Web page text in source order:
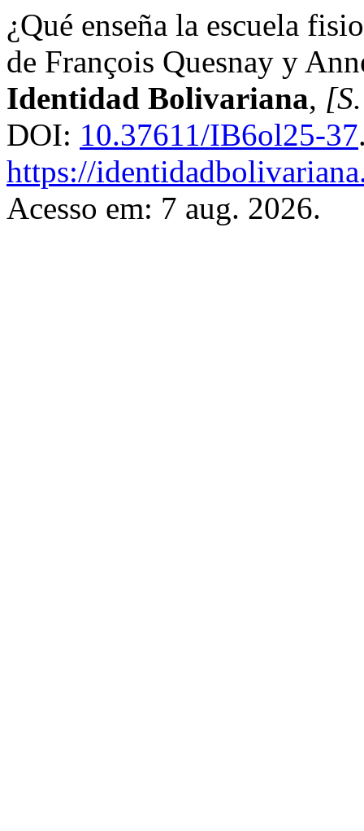
¿Qué enseña la escuela
de François Quesnay y
Identidad Bolivariana,
DOI: 10.37611/IB6ol25-37
https://
Acesso em: 7 aug. 2026.